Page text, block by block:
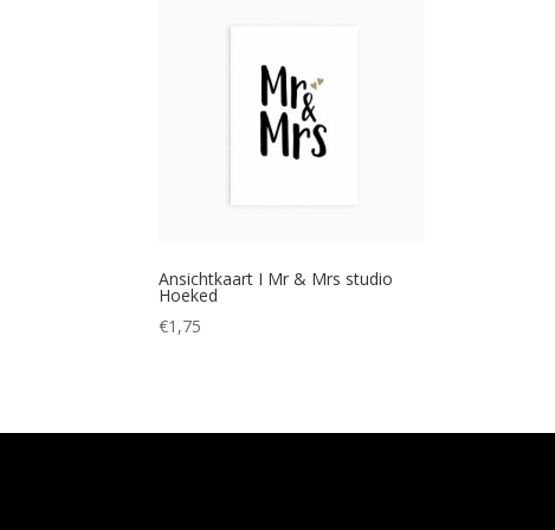
Ansichtkaart I Mr & Mrs studio
Hoeked
€1,75